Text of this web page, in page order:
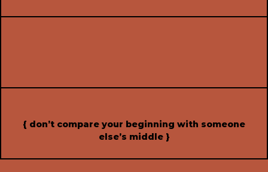
{ don’t compare your beginning with someone
else’s middle }